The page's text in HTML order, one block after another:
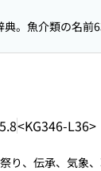
典。魚介類の名前
<KG346-L36>
り、伝承、気象